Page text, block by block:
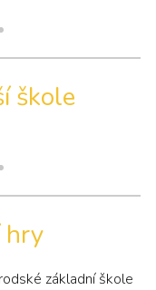
škole
hry
základní škole